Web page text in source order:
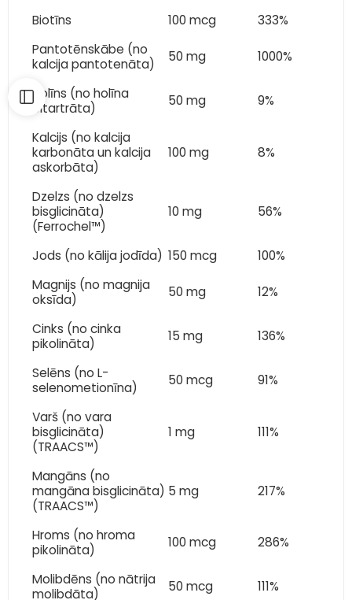
Biotīns 100 mcg
333%
Pantotēnskābe (no
kalcija pantotenāta)
50 mg 1000%
Holīns (no holīna
bitartrāta)
50 mg 9%
Kalcijs (no kalcija
karbonāta un kalcija
askorbāta)
100 mg 8%
Dzelzs (no dzelzs
bisglicināta)
(Ferrochel™)
10 mg 56%
Jods (no kālija jodīda) 150 mcg
100%
Magnijs (no magnija
oksīda)
50 mg 12%
Cinks (no cinka
pikolināta)
15 mg 136%
Selēns (no L-
selenometionīna)
50 mcg 91%
Varš (no vara
bisglicināta)
(TRAACS™)
1 mg 111%
Mangāns (no
mangāna bisglicināta)
(TRAACS™)
5 mg 217%
Hroms (no hroma
pikolināta)
100 mcg 286%
Molibdēns (no nātrija
molibdāta)
50 mcg 111%